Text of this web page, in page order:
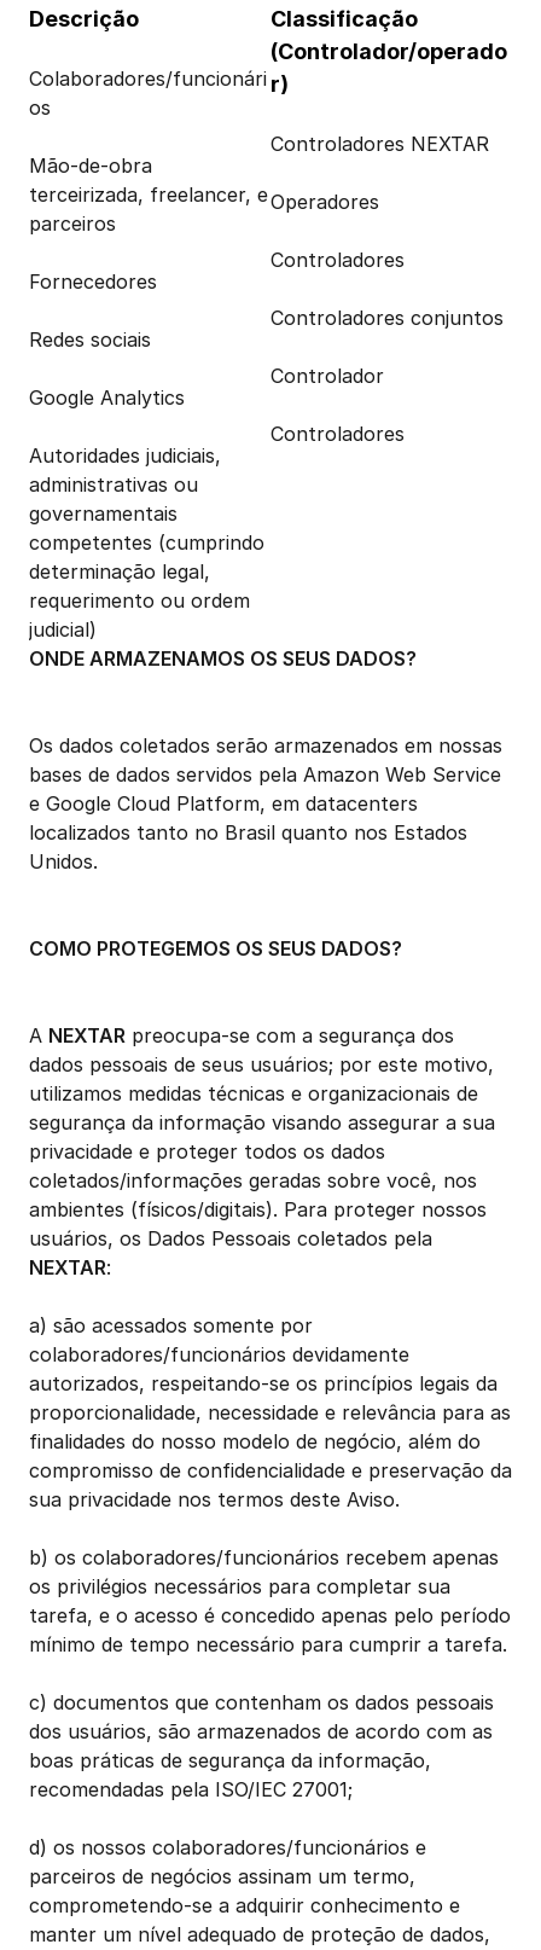
Descrição
Colaboradores/funcionári
os
Mão-de-obra
terceirizada, freelancer, e
parceiros
Fornecedores
Redes sociais
Google Analytics
Autoridades judiciais,
administrativas ou
governamentais
competentes (cumprindo
determinação legal,
requerimento ou ordem
judicial)
Classificação
(Controlador/operado
r)
Controladores NEXTAR
Operadores
Controladores
Controladores conjuntos
Controlador
Controladores
ONDE ARMAZENAMOS OS SEUS DADOS?
Os dados coletados serão armazenados em nossas
bases de dados servidos pela Amazon Web Service
e Google Cloud Platform, em datacenters
localizados tanto no Brasil quanto nos Estados
Unidos.
COMO PROTEGEMOS OS SEUS DADOS?
A NEXTAR preocupa-se com a segurança dos
dados pessoais de seus usuários; por este motivo,
utilizamos medidas técnicas e organizacionais de
segurança da informação visando assegurar a sua
privacidade e proteger todos os dados
coletados/informações geradas sobre você, nos
ambientes (físicos/digitais). Para proteger nossos
NEXTAR:
a) são acessados somente por
colaboradores/funcionários devidamente
autorizados, respeitando-se os princípios legais da
proporcionalidade, necessidade e relevância para as
finalidades do nosso modelo de negócio, além do
compromisso de confidencialidade e preservação da
sua privacidade nos termos deste Aviso.
b) os colaboradores/funcionários recebem apenas
os privilégios necessários para completar sua
tarefa, e o acesso é concedido apenas pelo período
mínimo de tempo necessário para cumprir a tarefa.
c) documentos que contenham os dados pessoais
dos usuários, são armazenados de acordo com as
boas práticas de segurança da informação,
recomendadas pela ISO/IEC 27001;
d) os nossos colaboradores/funcionários e
parceiros de negócios assinam um termo,
comprometendo-se a adquirir conhecimento e
manter um nível adequado de proteção de dados,